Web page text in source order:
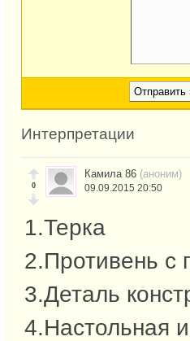
Интерпретации
0
Камила 86 (аноним)
09.09.2015 20:50
1.Терка
2.Противень с
3.Деталь
4.Настольная